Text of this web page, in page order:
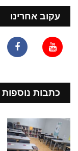
עקוב אחרינו
כתבות נוספות